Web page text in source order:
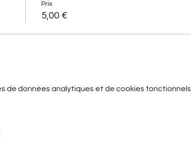
Prix
5,00 €
de données analytiques et de cookies fonctionnels.